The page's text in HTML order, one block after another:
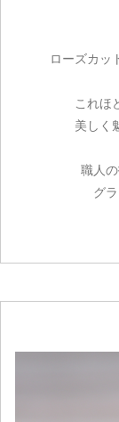
ローズカッ
これほ
美しく
職人
グ